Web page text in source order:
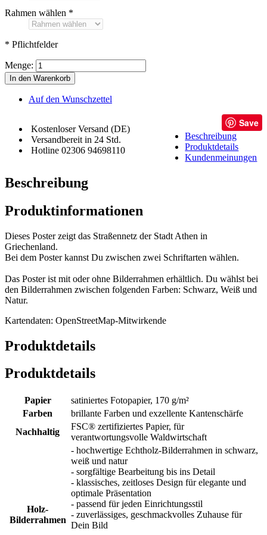
Rahmen wählen *
* Pflichtfelder
Menge:
In den Warenkorb
Auf den Wunschzettel
Kostenloser Versand (DE)
Versandbereit in 24 Std.
Hotline 02306 94698110
Save
Beschreibung
Produktdetails
Kundenmeinungen
Beschreibung
Produktinformationen
Dieses Poster zeigt das Straßennetz der Stadt Athen in
Griechenland.
Bei dem Poster kannst Du zwischen zwei Schriftarten wählen.
Das Poster ist mit oder ohne Bilderrahmen erhältlich. Du wählst bei
den Bilderrahmen zwischen folgenden Farben: Schwarz, Weiß und
Natur.
Kartendaten: OpenStreetMap-Mitwirkende
Produktdetails
Produktdetails
Papier
satiniertes Fotopapier, 170 g/m²
Farben
brillante Farben und exzellente Kantenschärfe
Nachhaltig
FSC® zertifiziertes Papier, für
verantwortungsvolle Waldwirtschaft
Holz-
Bilderrahmen
- hochwertige Echtholz-Bilderrahmen in schwarz,
weiß und natur
- sorgfältige Bearbeitung bis ins Detail
- klassisches, zeitloses Design für elegante und
optimale Präsentation
- passend für jeden Einrichtungsstil
- zuverlässiges, geschmackvolles Zuhause für
Dein Bild